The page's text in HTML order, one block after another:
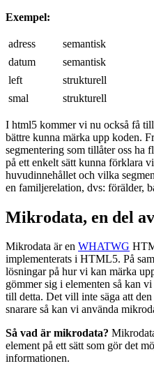
Exempel:
adress
semantisk
datum
semantisk
left
strukturell
smal
strukturell
I html5 kommer vi nu också få
bättre kunna märka upp koden.
segmentering som tillåter oss ha
på ett enkelt sätt kunna förklara
huvudinnehållet och vilka
en familjerelation, dvs: förälder,
Mikrodata, en del
Mikrodata är en WHATWG
implementerats i HTML5. På
lösningar på hur vi kan märka
gömmer sig i elementen så kan
till detta. Det vill inte säga att
snarare så kan vi använda
Så vad är mikrodata?
element på ett sätt som gör det
informationen.